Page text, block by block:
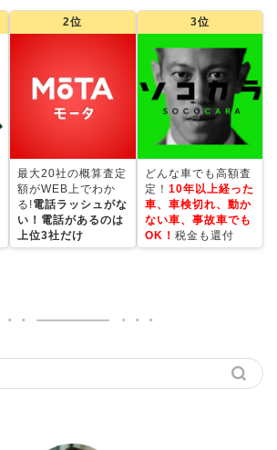
2位
最大20社の概算査定
額がWEB上でわか
る!電話ラッシュがな
い！電話があるのは
上位3社だけ
3位
どんな車でも高額査
定！ 10年以上経った
車、車検切れ、動か
ない車、事故車でも
OK！ 税金も還付